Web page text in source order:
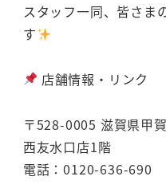
スタッフ一同、皆さま
す
店舗情報・リンク
〒528-0005 滋賀県甲
西友水口店1階
電話：0120-636-690